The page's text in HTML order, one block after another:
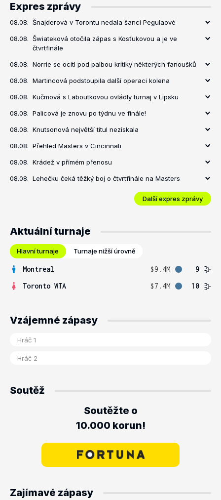
Expres zprávy
08.08. Šnajderová v Torontu nedala šanci Pegulaové
08.08. Šwiateková otočila zápas s Kosťukovou a je ve
čtvrtfinále
08.08. Norrie se ocitl pod palbou kritiky některých fanoušků
08.08. Martincová podstoupila další operaci kolena
08.08. Kučmová s Laboutkovou ovládly turnaj v Lipsku
08.08. Palicová je znovu po týdnu ve finále!
08.08. Knutsonová největší titul nezískala
08.08. Přehled Masters v Cincinnati
08.08. Krádež v přímém přenosu
08.08. Lehečku čeká těžký boj o čtvrtfinále na Masters
Další expres zprávy
Aktuální turnaje
Hlavní turnaje Turnaje nižší úrovně
Montreal $9.4M
9
Toronto WTA
$7.4M 10
Vzájemné zápasy
Soutěž
Soutěžte o
10.000 korun!
Zajímavé zápasy